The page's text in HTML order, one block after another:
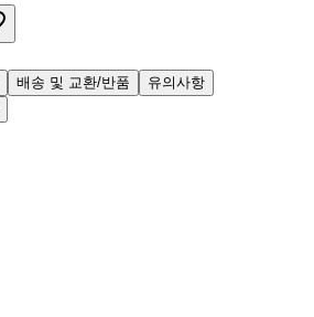
배송 및 교환/반품
유의사항